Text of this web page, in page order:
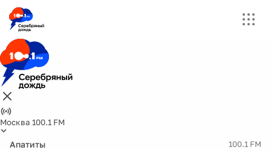
Москва 100.1 FM
Апатиты 100.1 FM